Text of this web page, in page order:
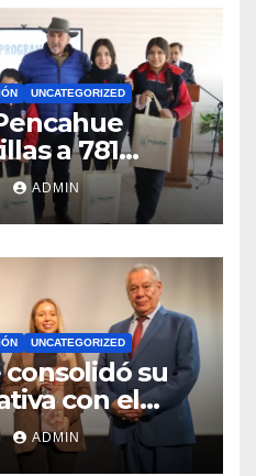
UNCATEGORIZED
a 781
recursos del
ADMIN
UNCATEGORIZED
su
con el
Brotes 2026
ADMIN